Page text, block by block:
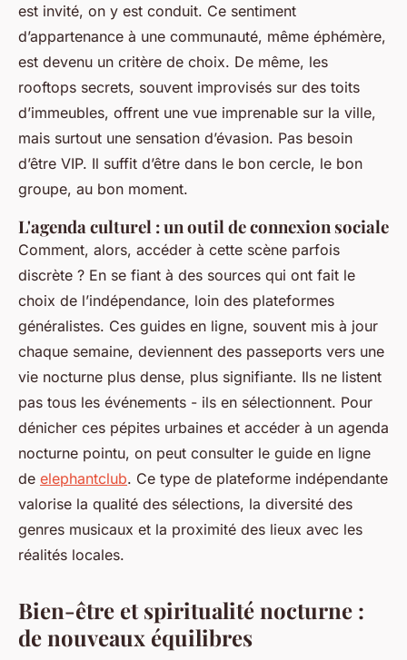
est invité, on y est conduit. Ce sentiment
d’appartenance à une communauté, même éphémère,
est devenu un critère de choix. De même, les
rooftops secrets, souvent improvisés sur des toits
d’immeubles, offrent une vue imprenable sur la ville,
mais surtout une sensation d’évasion. Pas besoin
d’être VIP. Il suffit d’être dans le bon cercle, le bon
groupe, au bon moment.
L'agenda culturel : un outil de connexion sociale
Comment, alors, accéder à cette scène parfois
discrète ? En se fiant à des sources qui ont fait le
choix de l’indépendance, loin des plateformes
généralistes. Ces guides en ligne, souvent mis à jour
chaque semaine, deviennent des passeports vers une
vie nocturne plus dense, plus signifiante. Ils ne listent
pas tous les événements - ils en sélectionnent. Pour
dénicher ces pépites urbaines et accéder à un agenda
nocturne pointu, on peut consulter le guide en ligne
de elephantclub. Ce type de plateforme indépendante
valorise la qualité des sélections, la diversité des
genres musicaux et la proximité des lieux avec les
réalités locales.
Bien-être et spiritualité nocturne :
de nouveaux équilibres